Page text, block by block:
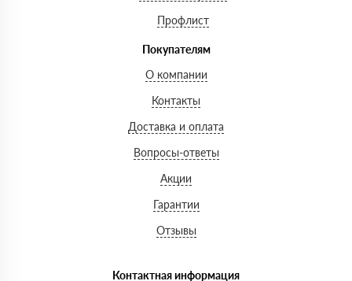
Профлист
Покупателям
О компании
Контакты
Доставка и оплата
Вопросы-ответы
Акции
Гарантии
Отзывы
Контактная информация